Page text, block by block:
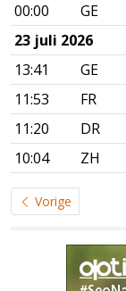
00:00
GE
23 juli 2026
13:41
GE
11:53
FR
11:20
DR
10:04
ZH
Vorige